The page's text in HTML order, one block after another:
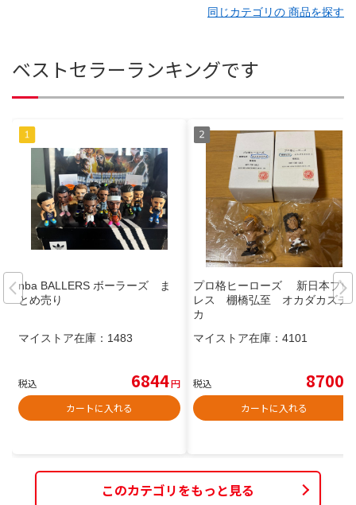
同じカテゴリの 商品を探す
ベストセラーランキングです
nba BALLERS ボーラーズ ま
とめ売り
マイストア在庫： 1483
税込 6844円
カートに入れる
プロ格ヒーローズ 新日本プロ
レス 棚橋弘至 オカダカズチ
カ
マイストア在庫： 4101
税込 8700
カートに入れる
このカテゴリをもっと見る